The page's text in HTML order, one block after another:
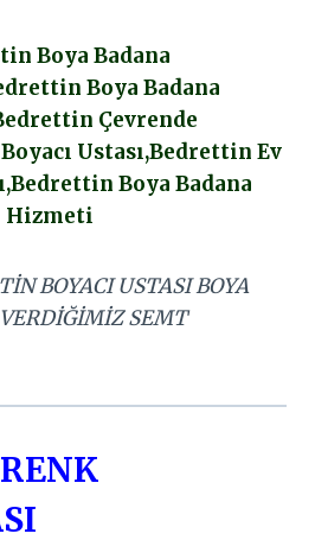
Boya Badana
Boya Badana
Çevrende
Ustası,Bedrettin Ev
Boya Badana
Hizmeti
BOYACI USTASI BOYA
SEMT